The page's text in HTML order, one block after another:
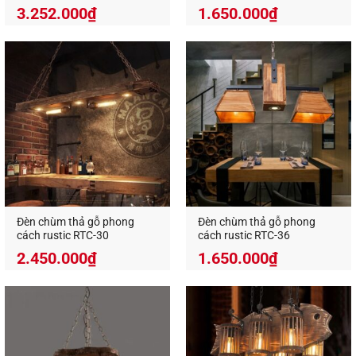
Đèn gổ thả trần decor trang trímang đến cảm giác
thân thuộc, gần gũi, là một điểm nhấn độc đáo khó
quên cho bất kỳ không gian sử dụng nó.
Xem thêm các sản phẩm đèn gỗ trang trí tại đây
Một số lưu ý khi sử dụng đèn g ổ thả trần
decor?
Việc tuân thủ những lưu ý dưới đây sẽ giúp cho
chiếcđèn gỗ decortrở nên đẹp hơn, tuổi thọ lâu
hơn và giữ được màu sắc nguyên bản của chúng:
Treo trực tiếp dưới ánh nắng chói chang cũng
3.252.000₫ 1.650.000₫
Đèn chùm thả gỗ phong
cách rustic RTC-30
2.450.000₫
Đèn chùm thả gỗ phong
cách rustic RTC-36
1.650.000₫